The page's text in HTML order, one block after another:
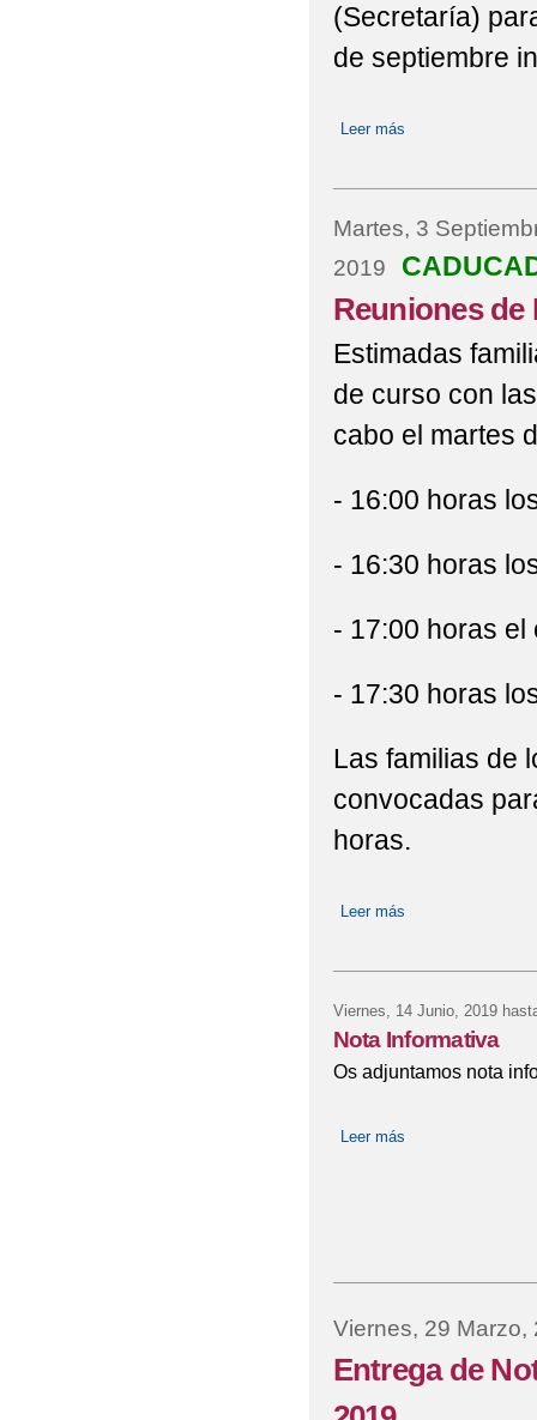
(Secretaría)
de septiembre
Leer más
Martes, 3
2019
Reuniones de
Estimadas
de curso con
cabo el martes
- 16:00 horas
- 16:30 horas
- 17:00 horas el
- 17:30 horas
Las familias de
convocadas
horas.
Leer más
Viernes, 14 Junio, 2019
Nota Informativa
Os adjuntamos nota
Leer más
Viernes, 29 Marzo,
Entrega de